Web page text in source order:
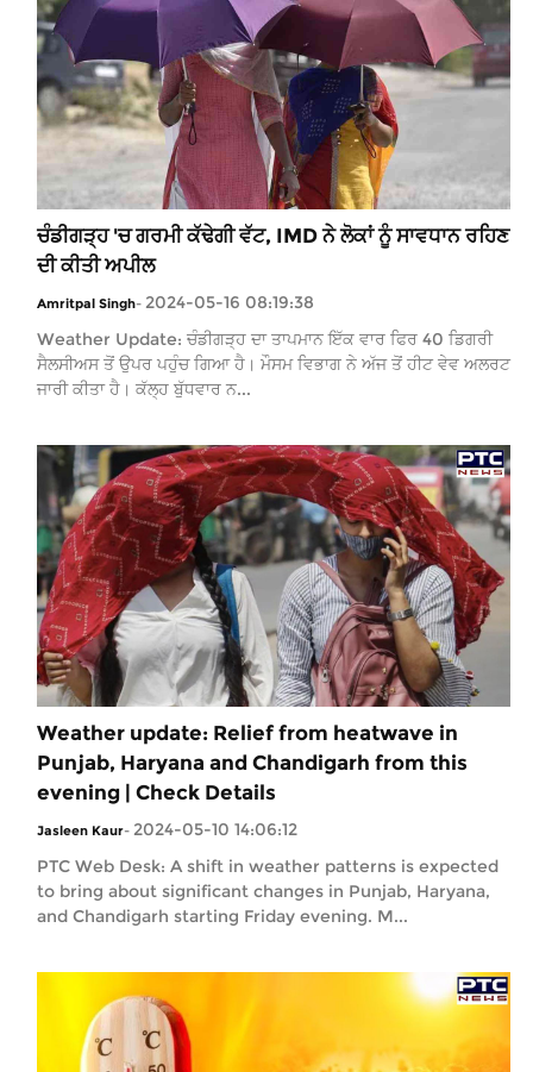
ਚੰਡੀਗੜ੍ਹ 'ਚ ਗਰਮੀ ਕੱਢੇਗੀ ਵੱਟ, IMD ਨੇ ਲੋਕਾਂ ਨੂੰ ਸਾਵਧਾਨ ਰਹਿਣ
ਦੀ ਕੀਤੀ ਅਪੀਲ
Amritpal Singh- 2024-05-16 08:19:38
Weather Update: ਚੰਡੀਗੜ੍ਹ ਦਾ ਤਾਪਮਾਨ ਇੱਕ ਵਾਰ ਫਿਰ 40 ਡਿਗਰੀ
ਸੈਲਸੀਅਸ ਤੋਂ ਉਪਰ ਪਹੁੰਚ ਗਿਆ ਹੈ। ਮੌਸਮ ਵਿਭਾਗ ਨੇ ਅੱਜ ਤੋਂ ਹੀਟ ਵੇਵ ਅਲਰਟ
ਜਾਰੀ ਕੀਤਾ ਹੈ। ਕੱਲ੍ਹ ਬੁੱਧਵਾਰ ਨ...
Weather update: Relief from heatwave in
Punjab, Haryana and Chandigarh from this
evening | Check Details
Jasleen Kaur- 2024-05-10 14:06:12
PTC Web Desk: A shift in weather patterns is expected
to bring about significant changes in Punjab, Haryana,
and Chandigarh starting Friday evening. M...